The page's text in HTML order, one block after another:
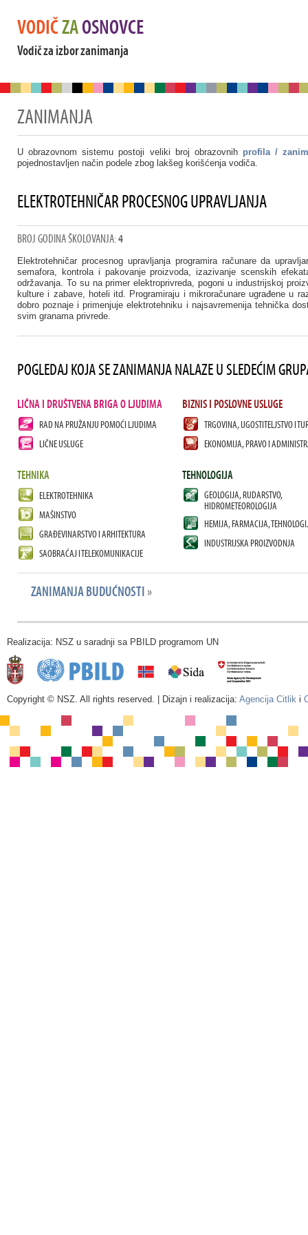
VODIČZAOSNOVCE
Vodič za izbor zanimanja
ZANIMANJA
U obrazovnom sistemu postoji veliki broj obrazovnih profila /
pojednostavljen način podele zbog lakšeg korišćenja vodiča.
ELEKTROTEHNIČAR PROCESNOG UPRAVLJANJA
BROJ GODINA ŠKOLOVANJA:4
Elektrotehničar procesnog upravljanja programira računare da
semafora, kontrola i pakovanje proizvoda, izazivanje scenskih
održavanja. To su na primer elektroprivreda, pogoni u industrijskoj
kulture i zabave, hoteli itd. Programiraju i mikroračunare ugrađene u
dobro poznaje i primenjuje elektrotehniku i najsavremenija tehnička
svim granama privrede.
POGLEDAJ KOJA SE ZANIMANJA NALAZE U SLEDEĆIM
LIČNA I DRUŠTVENA BRIGA O LJUDIMA
RAD NA PRUŽANJU POMOĆI LJUDIMA
LIČNE USLUGE
BIZNIS I POSLOVNE USLUGE
TRGOVINA, UGOSTITELJSTVO I
EKONOMIJA, PRAVO I
TEHNIKA
ELEKTROTEHNIKA
MAŠINSTVO
GRAĐEVINARSTVO I ARHITEKTURA
SAOBRAĆAJ I TELEKOMUNIKACIJE
TEHNOLOGIJA
GEOLOGIJA, RUDARSTVO,
HIDROMETEOROLOGIJA
HEMIJA, FARMACIJA,
INDUSTRIJSKA PROIZVODNJA
ZANIMANJA BUDUĆNOSTI»
Realizacija: NSZ u saradnji sa PBILD programom UN
Copyright © NSZ. All rights reserved. | Dizajn i realizacija: Agencija Citlik i